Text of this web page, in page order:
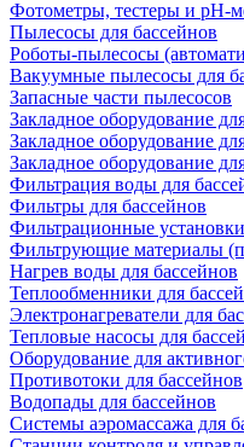
Фотометры, тестеры и рН-
Пылесосы для бассейнов
Роботы-пылесосы
Вакуумные пылесосы для
Запасные части пылесосов
Закладное оборудование
Закладное оборудование
Закладное оборудование
Фильтрация воды для
Фильтры для бассейнов
Фильтрационные
Фильтрующие материалы
Нагрев воды для бассейнов
Теплообменники для
Электронагреватели для
Тепловые насосы для
Оборудование для
Противотоки для бассейнов
Водопады для бассейнов
Системы аэромассажа для